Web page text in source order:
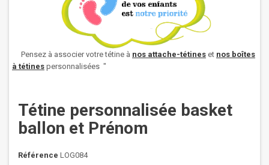
Pensez à associer votre tétine à nos attache-tétines et nos boîtes
à tétines personnalisées "
Tétine personnalisée basket
ballon et Prénom
Référence LOG084